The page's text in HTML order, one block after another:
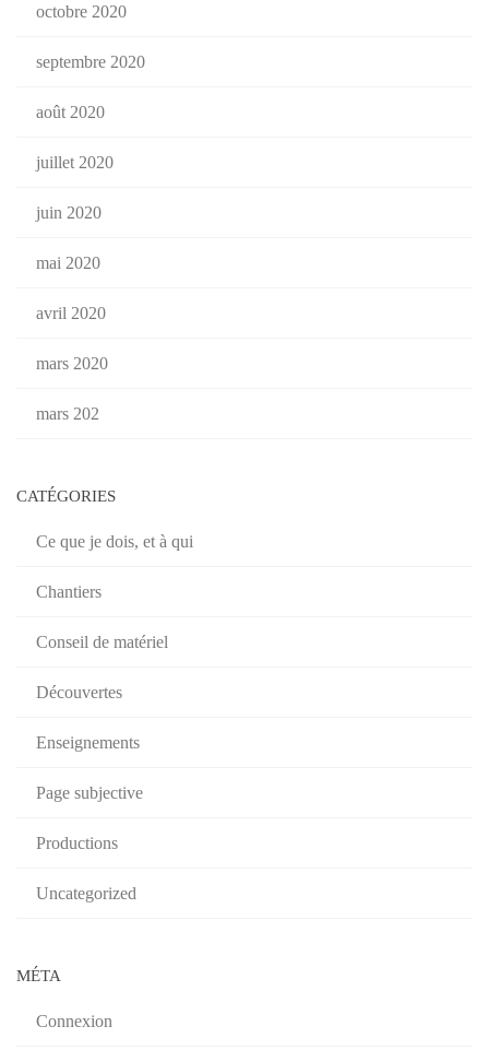
octobre 2020
septembre 2020
août 2020
juillet 2020
juin 2020
mai 2020
avril 2020
mars 2020
mars 202
CATÉGORIES
Ce que je dois, et à qui
Chantiers
Conseil de matériel
Découvertes
Enseignements
Page subjective
Productions
Uncategorized
MÉTA
Connexion